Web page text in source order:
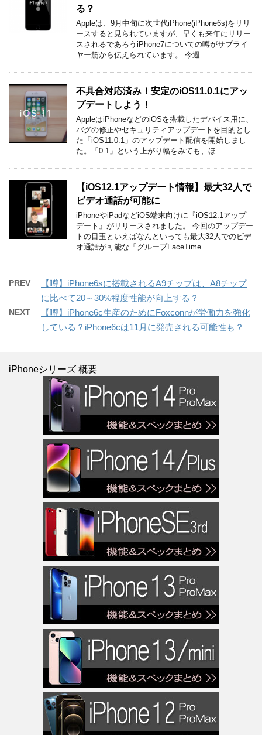
る？
Appleは、9月中旬に次世代iPhone(iPhone6s)をリリ
ースすると見られていますが、早くも来年にリリー
スされるであろうiPhone7についての噂がサプライ
ヤー筋から伝えられています。 今週 …
不具合対応済み！安定のiOS11.0.1にアッ
プデートしよう！
AppleはiPhoneなどのiOSを搭載したデバイス用に、
バグの修正やセキュリティアップデートを目的とし
た「iOS11.0.1」のアップデート配信を開始しまし
た。「0.1」という上がり幅をみても、ほ …
【iOS12.1アップデート情報】最大32人で
ビデオ通話が可能に
iPhoneやiPadなどiOS端末向けに『iOS12.1アップ
デート』がリリースされました。 今回のアップデー
トの目玉といえばなんといっても最大32人でのビデ
オ通話が可能な「グループFaceTime …
PREV
【噂】iPhone6sに搭載されるA9チップは、A8チップ
に比べて20～30%程度性能が向上する？
NEXT
【噂】iPhone6c生産のためにFoxconnが労働力を強化
している？iPhone6cは11月に発売される可能性も？
iPhoneシリーズ 概要